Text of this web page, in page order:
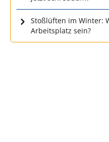
Stoßlüften im Winter:
Arbeitsplatz sein?